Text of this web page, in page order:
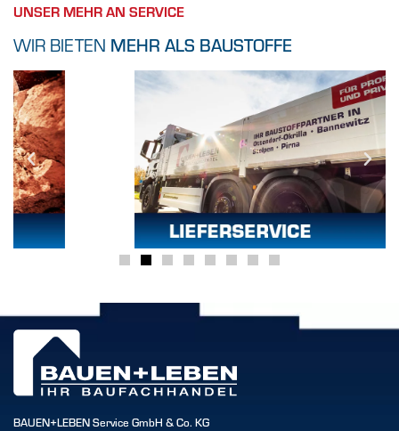
UNSER MEHR AN SERVICE
WIR BIETEN MEHR ALS BAUSTOFFE
BAUEN+LEBEN Service GmbH & Co. KG